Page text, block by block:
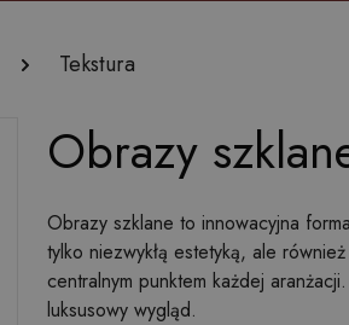
Tekstura
Obrazy
Obrazy szklane to innowacyjna
tylko niezwykłą estetyką, ale
centralnym punktem każdej
luksusowy wygląd.